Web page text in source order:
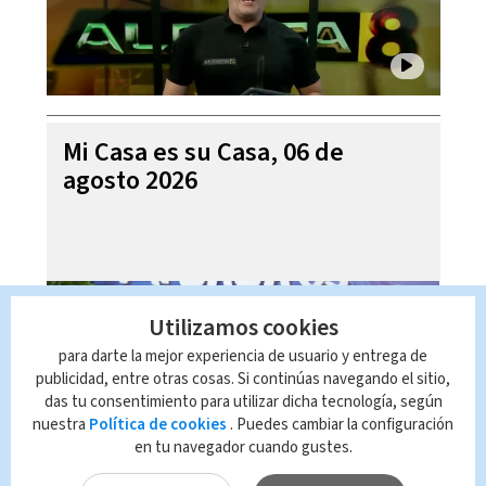
Mi Casa es su Casa, 06 de
agosto 2026
Utilizamos cookies
para darte la mejor experiencia de usuario y entrega de
publicidad, entre otras cosas. Si continúas navegando el sitio,
das tu consentimiento para utilizar dicha tecnología, según
nuestra Política de cookies . Puedes cambiar la configuración
en tu navegador cuando gustes.